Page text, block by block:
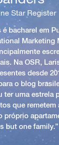
Star Register
é bacharel em
Marketing
Na OSR,
desde
o blog
ter uma estrela
que
próprio
but one